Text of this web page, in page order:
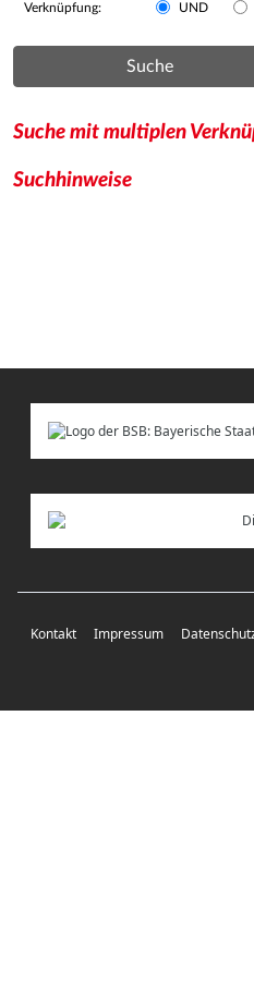
Verknüpfung: UND
Suche
Suche mit multiplen
Suchhinweise
Kontakt Impressum